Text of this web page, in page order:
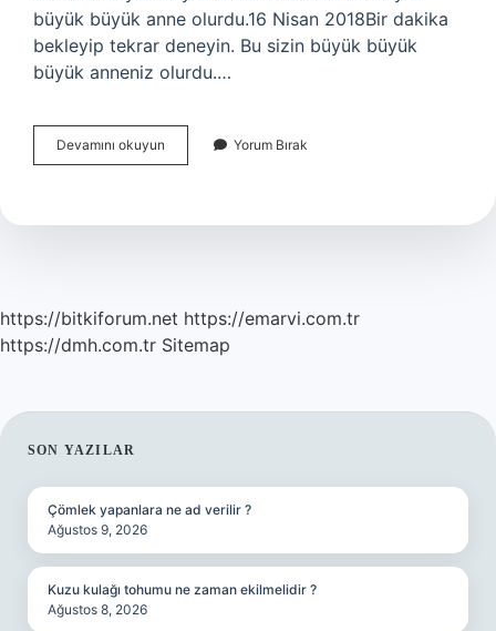
büyük büyük anne olurdu.16 Nisan 2018Bir dakika
bekleyip tekrar deneyin. Bu sizin büyük büyük
büyük anneniz olurdu.…
Devamını okuyun Anneanneye
Ne
Yorum Bırak
https://bitkiforum.net https://emarvi.com.tr
https://dmh.com.tr Sitemap
SIDEBAR
SON YAZILAR
Çömlek yapanlara ne ad verilir ?
Ağustos 9, 2026
Kuzu kulağı tohumu ne zaman ekilmelidir ?
Ağustos 8, 2026